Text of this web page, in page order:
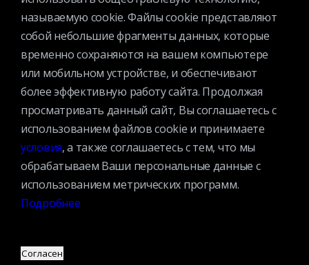
Спецпроекты
Официальные документы
Противодействие коррупции
Противодействие экстремизму
Ученый совет
Организационная структура
Партнеры
Адрес:
Регистрация читателей:
называемую cookie. Файлы cookie представляют
собой небольшие фрагменты данных, которые
временно сохраняются на вашем компьютере
или мобильном устройстве, и обеспечивают
более эффективную работу сайта. Продолжая
просматривать данный сайт, Вы соглашаетесь с
использованием файлов cookie и принимаете
условия, а также соглашаетесь с тем, что мы
обрабатываем Ваши персональные данные с
использованием метрических программ.
Подробнее
Согласен